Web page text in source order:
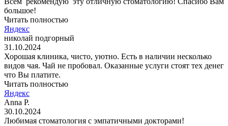
большое!
Читать полностью
Яндекс
николай подгорный
31.10.2024
Хорошая клиника, чисто, уютно. Есть в наличии несколько
видов чая. Чай не пробовал. Оказанные услуги стоят тех денег
что Вы платите.
Читать полностью
Яндекс
Anna P.
30.10.2024
Любимая стоматология с эмпатичными докторами!